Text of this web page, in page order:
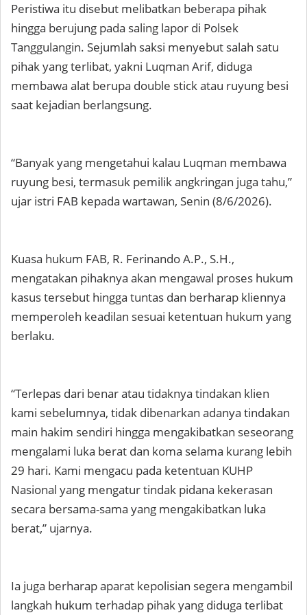
Peristiwa itu disebut melibatkan beberapa pihak
hingga berujung pada saling lapor di Polsek
Tanggulangin. Sejumlah saksi menyebut salah satu
pihak yang terlibat, yakni Luqman Arif, diduga
membawa alat berupa double stick atau ruyung besi
saat kejadian berlangsung.
“Banyak yang mengetahui kalau Luqman membawa
ruyung besi, termasuk pemilik angkringan juga tahu,”
ujar istri FAB kepada wartawan, Senin (8/6/2026).
Kuasa hukum FAB, R. Ferinando A.P., S.H.,
mengatakan pihaknya akan mengawal proses hukum
kasus tersebut hingga tuntas dan berharap kliennya
memperoleh keadilan sesuai ketentuan hukum yang
berlaku.
“Terlepas dari benar atau tidaknya tindakan klien
kami sebelumnya, tidak dibenarkan adanya tindakan
main hakim sendiri hingga mengakibatkan seseorang
mengalami luka berat dan koma selama kurang lebih
29 hari. Kami mengacu pada ketentuan KUHP
Nasional yang mengatur tindak pidana kekerasan
secara bersama-sama yang mengakibatkan luka
berat,” ujarnya.
Ia juga berharap aparat kepolisian segera mengambil
langkah hukum terhadap pihak yang diduga terlibat